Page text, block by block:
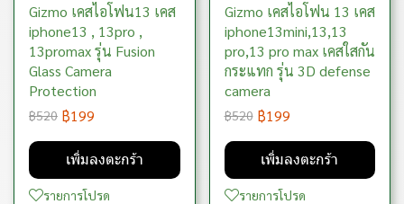
Gizmo เคสไอโฟน13 เคส
iphone13 , 13pro ,
13promax รุ่น Fusion
Glass Camera
Protection
฿520 ฿199
เพิ่มลงตะกร้า
รายการโปรด
Gizmo เคสไอโฟน 13 เคส
iphone13mini,13,13
pro,13 pro max เคสใสกัน
กระแทก รุ่น 3D defense
camera
฿520 ฿199
เพิ่มลงตะกร้า
รายการโปรด